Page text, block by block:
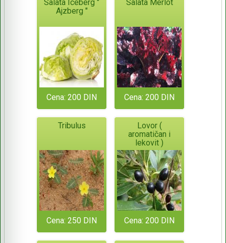
Salata Iceberg "
Ajzberg "
Cena: 200 DIN
Salata Merlot
Cena: 200 DIN
Tribulus
Cena: 250 DIN
Lovor (
aromatičan i
lekovit )
Cena: 200 DIN